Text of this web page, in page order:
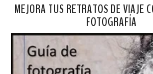
MEJORA TUS RETRATOS DE VIAJE
FOTOGRAFÍA